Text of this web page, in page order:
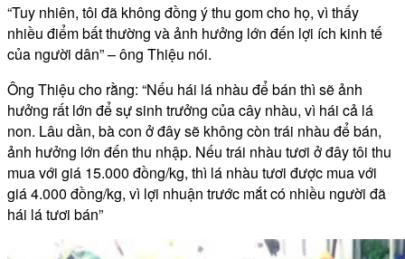
“Tuy nhiên, tôi đã không đồng ý thu gom cho họ, vì thấy
nhiều điểm bất thường và ảnh hưởng lớn đến lợi ích kinh tế
của người dân” – ông Thiệu nói.
Ông Thiệu cho rằng: “Nếu hái lá nhàu để bán thì sẽ ảnh
hưởng rất lớn để sự sinh trưởng của cây nhàu, vì hái cả lá
non. Lâu dần, bà con ở đây sẽ không còn trái nhàu để bán,
ảnh hưởng lớn đến thu nhập. Nếu trái nhàu tươi ở đây tôi thu
mua với giá 15.000 đồng/kg, thì lá nhàu tươi được mua với
giá 4.000 đồng/kg, vì lợi nhuận trước mắt có nhiều người đã
hái lá tươi bán”